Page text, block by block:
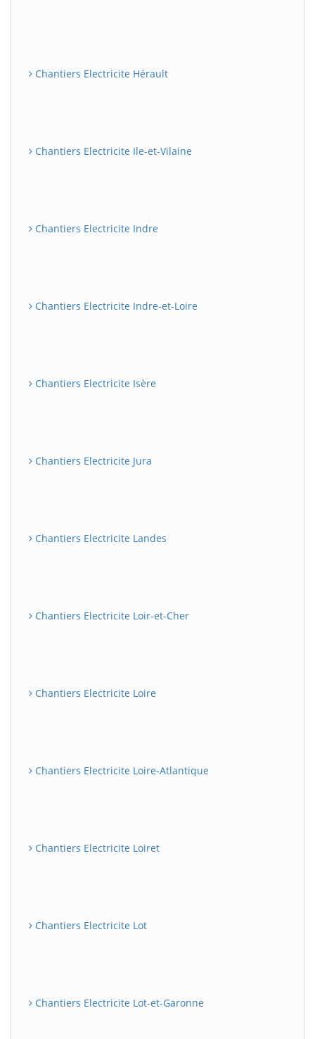
Chantiers Electricite Hérault
Chantiers Electricite Ile-et-Vilaine
Chantiers Electricite Indre
Chantiers Electricite Indre-et-Loire
Chantiers Electricite Isère
Chantiers Electricite Jura
Chantiers Electricite Landes
Chantiers Electricite Loir-et-Cher
Chantiers Electricite Loire
Chantiers Electricite Loire-Atlantique
Chantiers Electricite Loiret
Chantiers Electricite Lot
Chantiers Electricite Lot-et-Garonne